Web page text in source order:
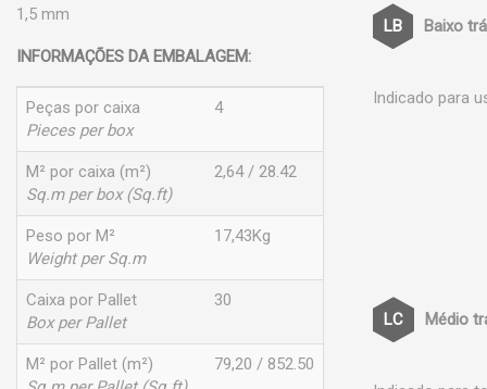
1,5 mm
INFORMAÇÕES DA EMBALAGEM:
Peças por caixa
Pieces per box
4
M² por caixa (m²)
Sq.m per box (Sq.ft)
2,64 / 28.42
Peso por M²
Weight per Sq.m
17,43Kg
Caixa por Pallet
Box per Pallet
30
M² por Pallet (m²)
79,20 / 852.50
Baixo
Indicado para
Médio